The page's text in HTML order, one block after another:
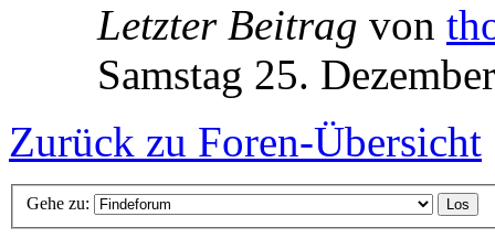
Letzter Beitrag von
Samstag 25.
Zurück zu Foren-Übersicht
Gehe zu: